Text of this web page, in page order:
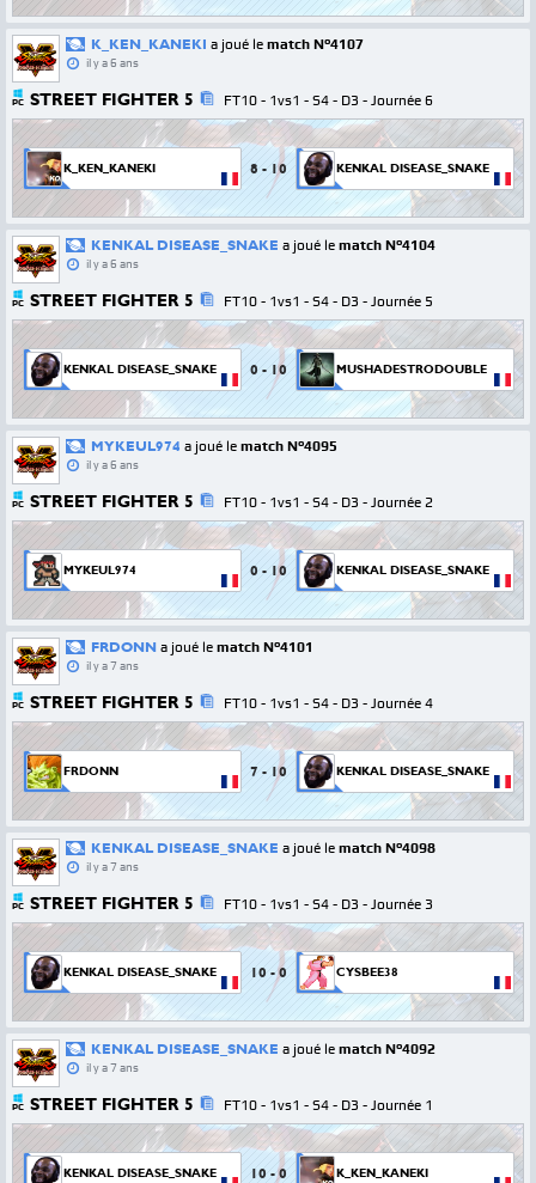
K_KEN_KANEKI a joué le match N°4107
il y a 6 ans
PC STREET FIGHTER 5 FT10 - 1vs1 - S4 - D3 - Journée 6
K_KEN_KANEKI 8 - 10 KENKAL DISEASE_SNAKE
KENKAL DISEASE_SNAKE a joué le match N°4104
il y a 6 ans
PC STREET FIGHTER 5 FT10 - 1vs1 - S4 - D3 - Journée 5
KENKAL DISEASE_SNAKE 0- 10 MUSHADESTRODOUBLE
MYKEUL974 a joué le match N°4095
il y a 6 ans
PC STREET FIGHTER 5 FT10 - 1vs1 - S4 - D3 - Journée 2
MYKEUL974 0- 10 KENKAL DISEASE_SNAKE
FRDONN a joué le match N°4101
il y a 7 ans
PC STREET FIGHTER 5 FT10 - 1vs1 - S4 - D3 - Journée 4
FRDONN 7 - 10 KENKAL DISEASE_SNAKE
KENKAL DISEASE_SNAKE a joué le match N°4098
il y a 7 ans
PC STREET FIGHTER 5 FT10 - 1vs1 - S4 - D3 - Journée 3
KENKAL DISEASE_SNAKE 10-0 CYSBEE38
KENKAL DISEASE_SNAKE a joué le match N°4092
il y a 7 ans
PC STREET FIGHTER 5 FT10 - 1vs1 - S4 - D3 - Journée 1
KENKAL DISEASE_SNAKE 10-0 K_KEN_KANEKI